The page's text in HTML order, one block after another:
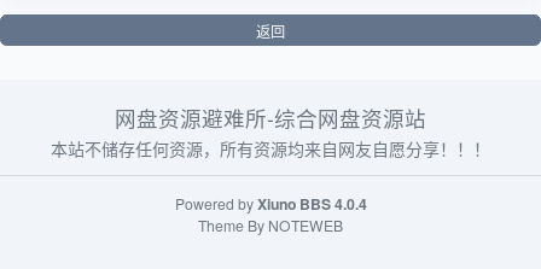
返回
网盘资源避难所-综合网盘资源站
本站不储存任何资源，所有资源均来自网友自愿分享！！！
Powered byXiuno BBS4.0.4
Theme By NOTEWEB